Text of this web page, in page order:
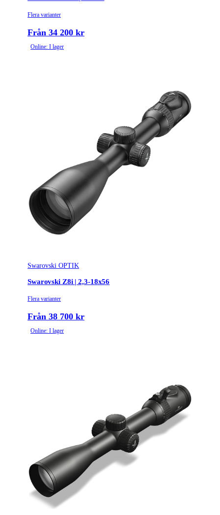
- 30 mm rör (34 mm på 4.8-35x60)
- Tillverkad i Tyskland
Flera varianter
Från 34 200 kr
Online: I lager
Swarovski OPTIK
Swarovski Z8i | 2,3-18x56
Flera varianter
Från 38 700 kr
Online: I lager